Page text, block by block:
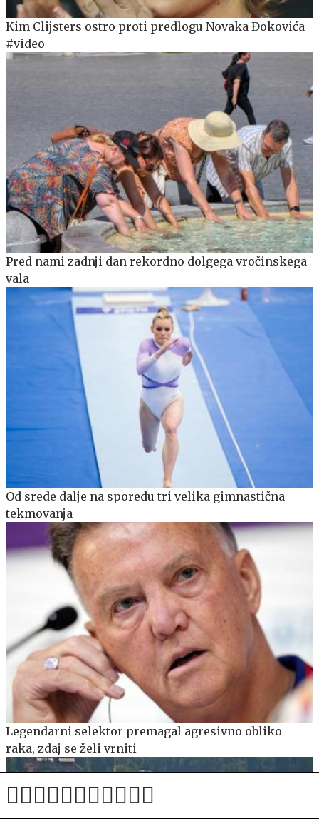
Kim Clijsters ostro proti predlogu Novaka Đokovića
#video
Pred nami zadnji dan rekordno dolgega vročinskega
vala
Od srede dalje na sporedu tri velika gimnastična
tekmovanja
Legendarni selektor premagal agresivno obliko
raka, zdaj se želi vrniti